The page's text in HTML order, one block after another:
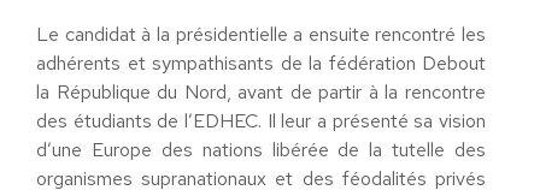
Le candidat à la présidentielle a ensuite rencontré les
adhérents et sympathisants de la fédération Debout
la République du Nord, avant de partir à la rencontre
des étudiants de l’EDHEC. Il leur a présenté sa vision
d’une Europe des nations libérée de la tutelle des
organismes supranationaux et des féodalités privés